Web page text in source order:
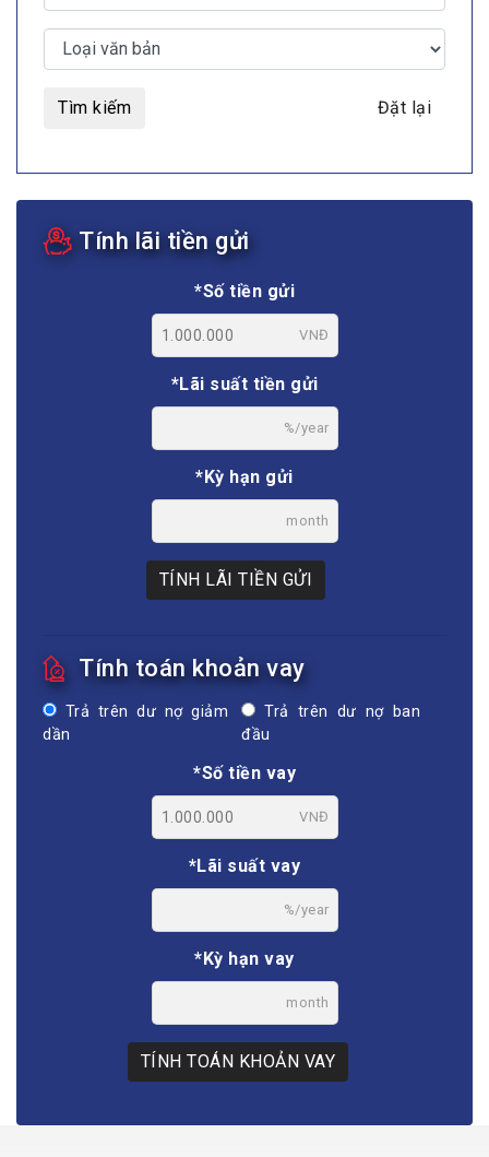
Tìm kiếm Đặt lại
Tính lãi tiền gửi
*Số tiền gửi
VNĐ
*Lãi suất tiền gửi
%/year
*Kỳ hạn gửi
month
TÍNH LÃI TIỀN GỬI
Tính toán khoản vay
Trả trên dư nợ giảm
dần
Trả trên dư nợ ban
đầu
*Số tiền vay
VNĐ
*Lãi suất vay
%/year
*Kỳ hạn vay
month
TÍNH TOÁN KHOẢN VAY